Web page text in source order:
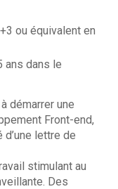
ou équivalent en
ans dans le
démarrer une
Front-end,
lettre de
stimulant au
Des